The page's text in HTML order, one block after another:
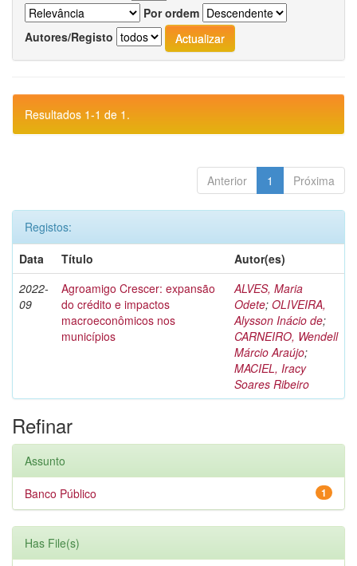
Por ordem
Autores/Registo
Resultados 1-1 de 1.
Anterior 1 Próxima
Registos:
Data
Título
Autor(es)
2022-
09
Agroamigo Crescer: expansão
do crédito e impactos
macroeconômicos nos
municípios
ALVES, Maria
Odete; OLIVEIRA,
Alysson Inácio de;
CARNEIRO, Wendell
Márcio Araújo;
MACIEL, Iracy
Soares Ribeiro
Refinar
Assunto
1
Banco Público
Has File(s)